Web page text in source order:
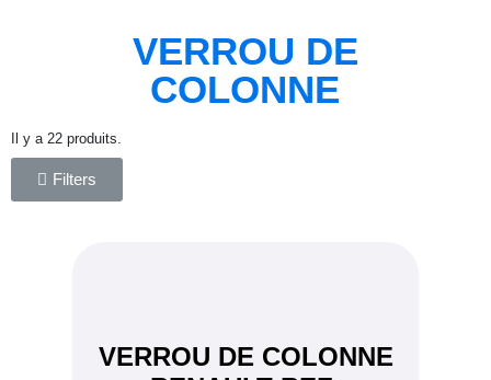
VERROU DE
COLONNE
Il y a 22 produits.
Filters
VERROU DE COLONNE